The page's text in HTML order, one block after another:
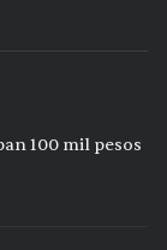
100 mil pesos